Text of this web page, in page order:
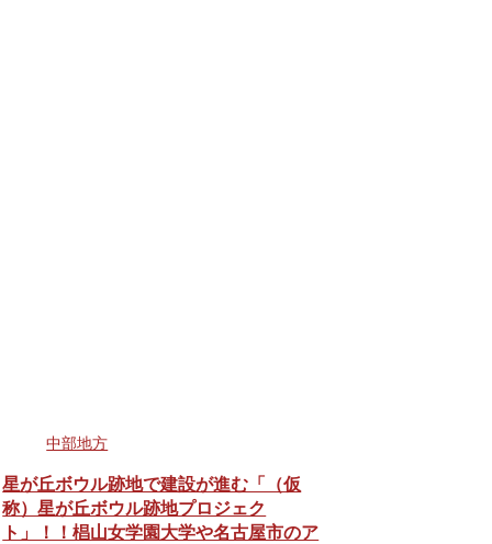
中部地方
星が丘ボウル跡地で建設が進む「（仮
称）星が丘ボウル跡地プロジェク
ト」！！椙山女学園大学や名古屋市のア